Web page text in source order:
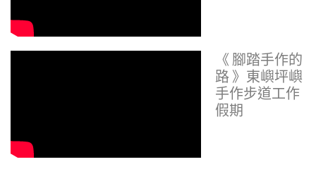
《 腳踏手作的
路 》東嶼坪嶼
手作步道工作
假期